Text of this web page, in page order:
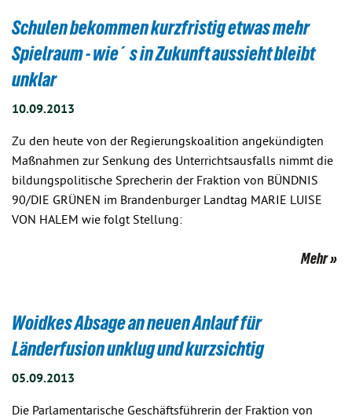
Schulen bekommen kurzfristig etwas mehr
Spielraum - wie´s in Zukunft aussieht bleibt
unklar
10.09.2013
Zu den heute von der Regierungskoalition angekündigten
Maßnahmen zur Senkung des Unterrichtsausfalls nimmt die
bildungspolitische Sprecherin der Fraktion von BÜNDNIS
90/DIE GRÜNEN im Brandenburger Landtag MARIE LUISE
VON HALEM wie folgt Stellung:
Mehr
Woidkes Absage an neuen Anlauf für
Länderfusion unklug und kurzsichtig
05.09.2013
Die Parlamentarische Geschäftsführerin der Fraktion von